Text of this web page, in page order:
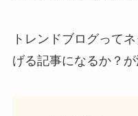
トレンドブログって
げる記事になるか？が